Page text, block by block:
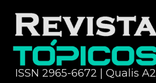
ISSN 2965-6672 | Qualis A2